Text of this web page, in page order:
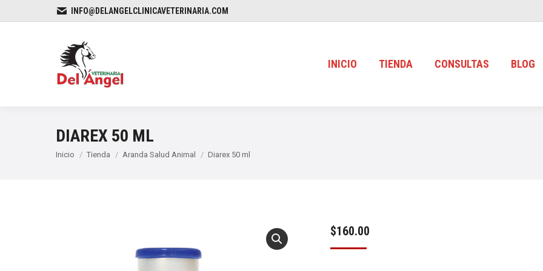
INFO@DELANGELCLINICAVETERINARIA.COM
INICIO TIENDA CONSULTAS BLOG
DIAREX 50 ML
Estás aquí:
Inicio Tienda Aranda Salud Animal Diarex 50 ml
$160.00